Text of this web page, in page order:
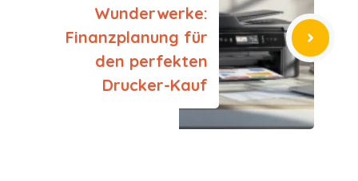
Wunderwerke:
Finanzplanung für
den perfekten
Drucker-Kauf